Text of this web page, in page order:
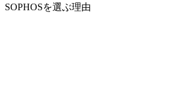
SOPHOSを選ぶ理由